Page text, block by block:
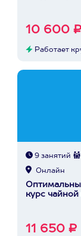
10 600 ₽
Работает
9 занятий
Онлайн
курс
11 650 ₽